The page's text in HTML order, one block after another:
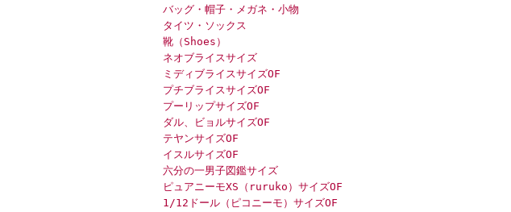
バッグ・帽子・メガネ・小物
タイツ・ソックス
靴（Shoes）
ネオブライスサイズ
ミディブライスサイズOF
プチブライスサイズOF
プーリップサイズOF
ダル、ビョルサイズOF
テヤンサイズOF
イスルサイズOF
六分の一男子図鑑サイズ
ピュアニーモXS（ruruko）サイズOF
1/12ドール（ピコニーモ）サイズOF